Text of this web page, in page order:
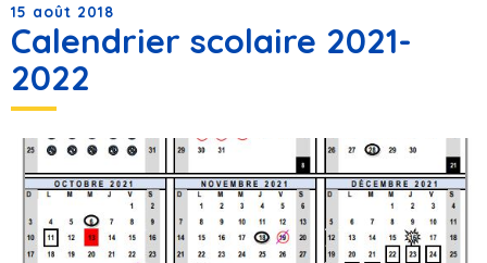
15 août 2018
Calendrier scolaire 2021-
2022